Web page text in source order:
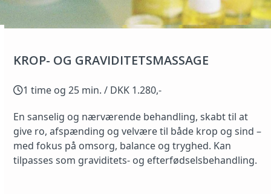
KROP- OG GRAVIDITETSMASSAGE
1 time og 25 min. / DKK 1.280,-
En sanselig og nærværende behandling, skabt til at
give ro, afspænding og velvære til både krop og sind –
med fokus på omsorg, balance og tryghed. Kan
tilpasses som graviditets- og efterfødselsbehandling.